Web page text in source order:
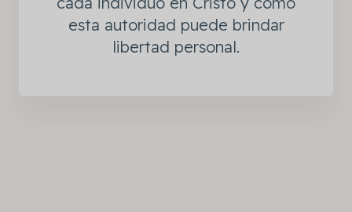
esta autoridad puede brindar
libertad personal.